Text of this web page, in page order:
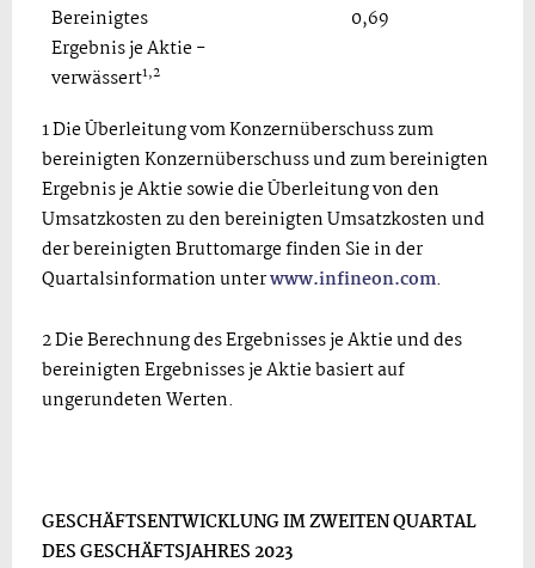
Bereinigtes
Ergebnis je Aktie -
verwässert1,2
0,69
1 Die Überleitung vom Konzernüberschuss zum
bereinigten Konzernüberschuss und zum bereinigten
Ergebnis je Aktie sowie die Überleitung von den
Umsatzkosten zu den bereinigten Umsatzkosten und
der bereinigten Bruttomarge finden Sie in der
Quartalsinformation unterwww.infineon.com.
2 Die Berechnung des Ergebnisses je Aktie und des
bereinigten Ergebnisses je Aktie basiert auf
ungerundeten Werten.
GESCHÄFTSENTWICKLUNG IM ZWEITEN QUARTAL
DES GESCHÄFTSJAHRES 2023